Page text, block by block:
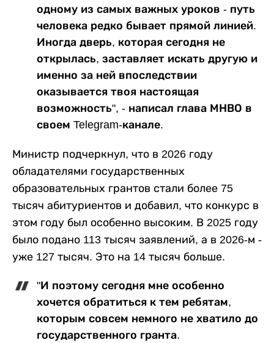
одному из самых важных уроков - путь
человека редко бывает прямой линией.
Иногда дверь, которая сегодня не
открылась, заставляет искать другую и
именно за ней впоследствии
оказывается твоя настоящая
возможность", - написал глава МНВО в
своем Telegram-канале.
Министр подчеркнул, что в 2026 году
обладателями государственных
образовательных грантов стали более 75
тысяч абитуриентов и добавил, что конкурс в
этом году был особенно высоким. В 2025 году
было подано 113 тысяч заявлений, а в 2026-м -
уже 127 тысяч. Это на 14 тысяч больше.
"И поэтому сегодня мне особенно
хочется обратиться к тем ребятам,
которым совсем немного не хватило до
государственного гранта.